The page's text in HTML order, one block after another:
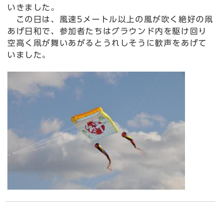
いきました。
この日は、風速5メートル以上の風が吹く絶好の凧
あげ日和で、参加者たちはグラウンド内を駆け回り
空高く凧が舞いあがるとうれしそうに歓声をあげて
いました。